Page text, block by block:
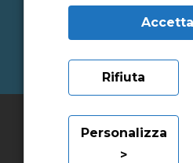
Privacy
Copyright © OMS S.p.A. -
Iscritta alla CCIAA con
amministrativo 587667 - Capitale
Rifiuta
Personalizza
>